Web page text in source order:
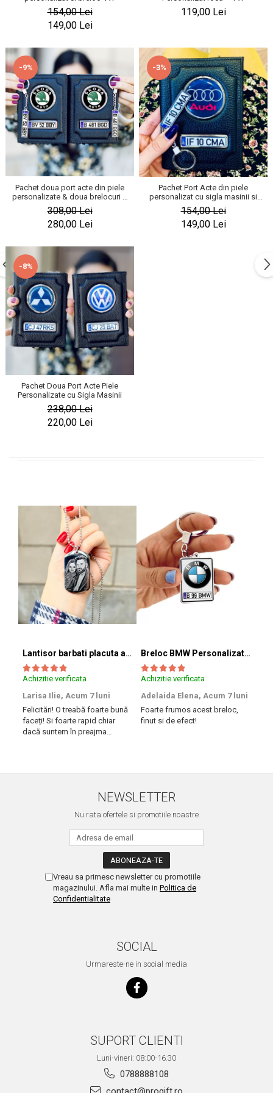
Moto
Chei auto
Cuplu
Pentru iubit
Pentru mama
Pentru tata
Echipe de fotbal
Brelocuri cu mesaje amuzante
Cadouri pentru parinti de Craciun
Nou nascuti
1 an
18 ani
25 ani
30 ani
40 ani
154,00 Lei
149,00 Lei
119,00 Lei
-9%
Pachet doua port acte din piele
personalizate & doua brelocuri –
SKODA
308,00 Lei
280,00 Lei
-3%
Pachet Port Acte din piele
personalizat cu sigla masinii si
breloc
154,00 Lei
149,00 Lei
-8%
Pachet Doua Port Acte Piele
Personalizate cu Sigla Masinii
238,00 Lei
220,00 Lei
Lantisor barbati placuta army (inox)
Achizitie verificata
Larisa Ilie, Acum 7 luni
Felicitări! O treabă foarte bună
faceți! Si foarte rapid chiar
dacă suntem în preajma
Breloc BMW Personalizat cu Marca si Numarul Masinii
Achizitie verificata
Adelaida Elena, Acum 7 luni
Foarte frumos acest breloc,
finut si de efect!
NEWSLETTER
Nu rata ofertele si promotiile noastre
Vreau sa primesc newsletter cu promotiile
magazinului. Afla mai multe in Politica de
Confidentialitate
SOCIAL
Urmareste-ne in social media
SUPORT CLIENTI
Luni-vineri: 08:00-16.30
0788888108